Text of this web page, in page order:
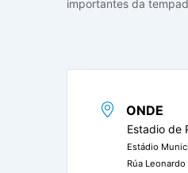
importantes da
ONDE
Estadio de
Estádio
Rúa